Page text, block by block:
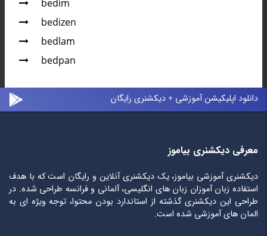
bedim
bedizen
bedlam
bedpan
دانلود اپلیکیشن آموزشی + دیکشنری رایگان
معرفی دیکشنری بیاموز
دیکشنری آموزشی بیاموز، یک دیکشنری آنلاین و رایگان است که با هدف
استفاده زبان آموزان زبان های انگلیسی، آلمانی و فرانسه طراحی شده. در
طراحی این دیکشنری گذشته از استاندارد بودن محتوا، توجه ویژه ای به
المان های آموزشی شده است.